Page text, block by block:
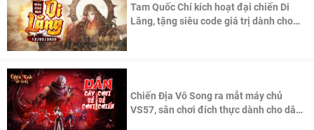
Tam Quốc Chí kích hoạt đại chiến Di
Lăng, tặng siêu code giá trị dành cho
Chiến Địa Vô Song ra mắt máy chủ
VS57, sân chơi đích thực dành cho dân